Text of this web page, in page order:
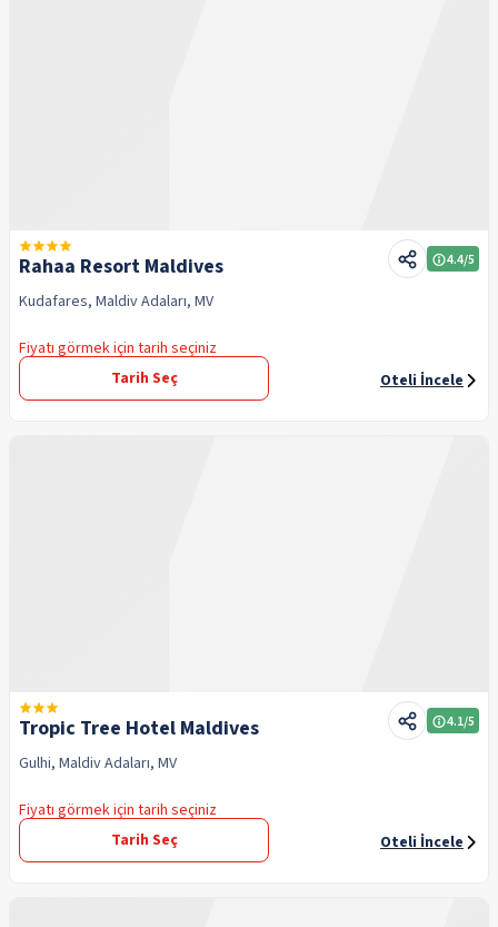
Rahaa Resort Maldives 4.4/5
Kudafares, Maldiv Adaları, MV
Fiyatı görmek için tarih seçiniz
Tarih Seç
Oteli İncele
Tropic Tree Hotel Maldives 4.1/5
Gulhi, Maldiv Adaları, MV
Fiyatı görmek için tarih seçiniz
Tarih Seç
Oteli İncele